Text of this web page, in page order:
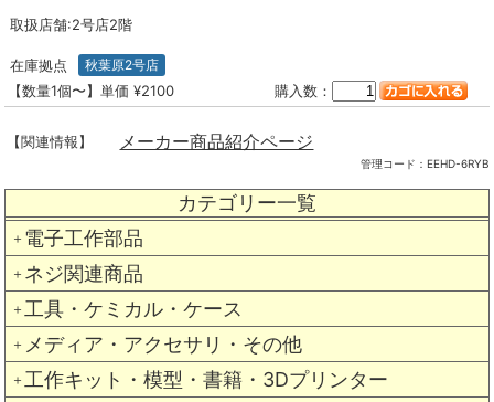
カテゴリー一覧
＋ 電子工作部品
＋ ネジ関連商品
＋ 工具・ケミカル・ケース
＋ メディア・アクセサリ・その他
＋ 工作キット・模型・書籍・3Dプリンター
取扱店舗:2号店2階
在庫拠点 秋葉原2号店
【数量1個〜】単価 ¥2100 購入数：
【関連情報】 メーカー商品紹介ページ
管理コード： EEHD-6RYB